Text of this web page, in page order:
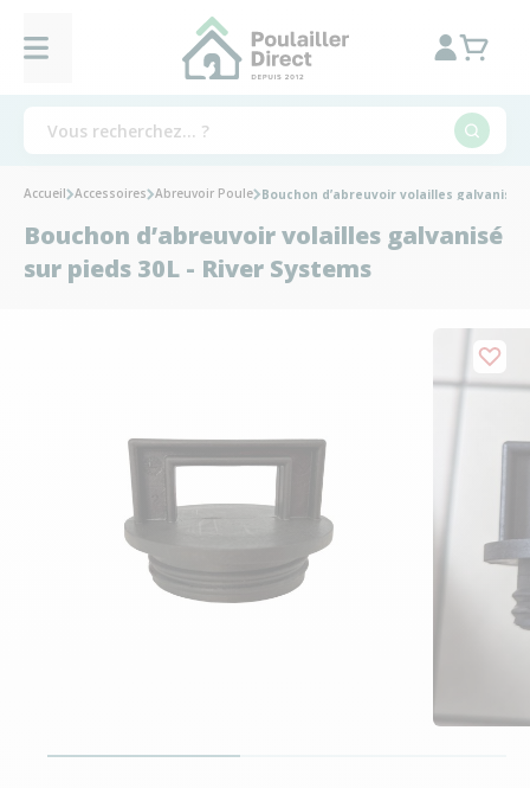
Accueil Accessoires Abreuvoir Poule Bouchon d’abreuvoir volailles galvanisé
Bouchon d’abreuvoir volailles galvanisé
sur pieds 30L - River Systems